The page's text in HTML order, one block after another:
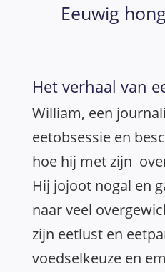
Eeuwig
Het verhaal van
William, een
eetobsessie en
hoe hij met zijn
Hij jojoot nogal en
naar veel
zijn eetlust en
voedselkeuze en